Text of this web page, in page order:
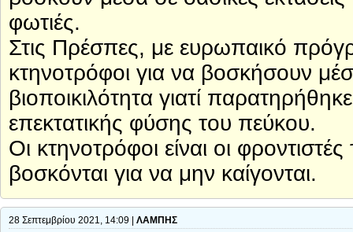
φωτιές.
Στις Πρέσπες, με ευρωπαικό
κτηνοτρόφοι για να βοσκήσουν
βιοποικιλότητα γιατί
επεκτατικής φύσης του πεύκου.
Οι κτηνοτρόφοι είναι οι
βοσκόνται για να μην καίγονται.
28 Σεπτεμβρίου 2021, 14:09 | ΛΑΜΠΗΣ